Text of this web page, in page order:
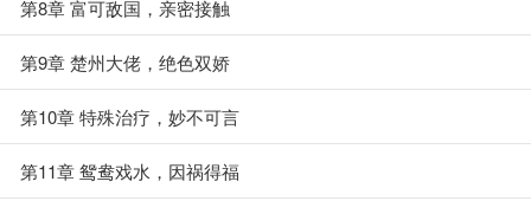
第8章 富可敌国，亲密接触
第9章 楚州大佬，绝色双娇
第10章 特殊治疗，妙不可言
第11章 鸳鸯戏水，因祸得福